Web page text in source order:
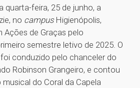
quarta-feira, 25 de junho, a
no campus Higienópolis,
Ações de Graças pelo
semestre letivo de 2025. O
conduzido pelo chanceler do
Robinson Grangeiro, e contou
do Coral da Capela